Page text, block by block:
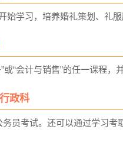
始学习，培养婚礼策划、礼
或“会计与销售”的任一课程，
政科
员考试。还可以通过学习考